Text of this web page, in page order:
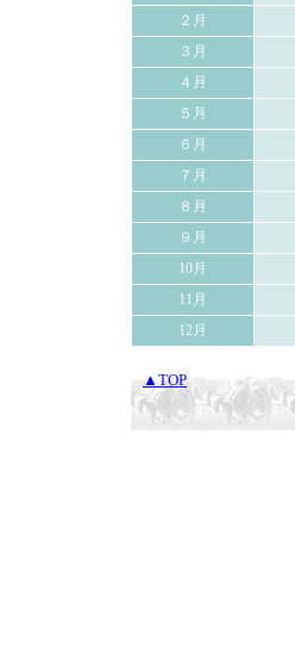
２月
３月
４月
５月
６月
７月
８月
９月
10月
11月
12月
▲TOP